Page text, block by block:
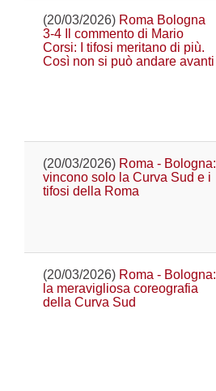
(20/03/2026) Roma Bologna
3-4 Il commento di Mario
Corsi: I tifosi meritano di più.
Così non si può andare avanti
(20/03/2026) Roma - Bologna:
vincono solo la Curva Sud e i
tifosi della Roma
(20/03/2026) Roma - Bologna:
la meravigliosa coreografia
della Curva Sud